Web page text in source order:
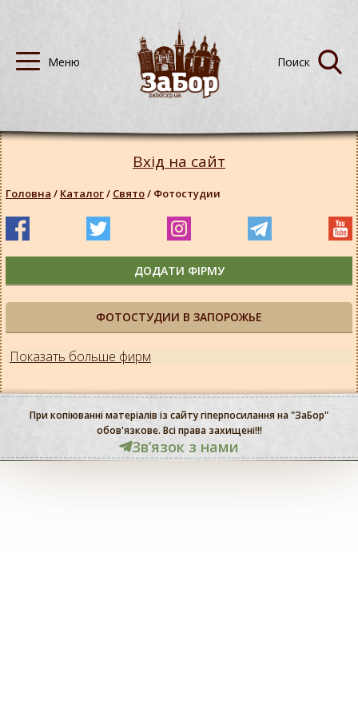
ФОТОСТУДИИ В ЗАПОРОЖЬЕ
Показать больше фирм
Вхід на сайт
Головна / Каталог/ Свято/ Фотостудии
ДОДАТИ ФІРМУ
При копіюванні матеріалів із сайту гіперпосилання на "ЗаБор"
обов'язкове. Всі права захищені!!!
Звʼязок з нами